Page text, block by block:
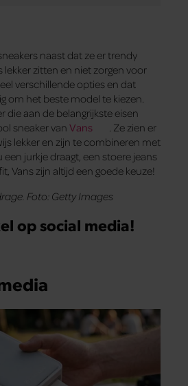
naast dat ze er trendy
lekker zitten en niet zorgen voor
verschillende opties en dat
om het beste model te kiezen.
die aan de belangrijkste eisen
sneaker van Vans
. Ze zien er
lekker en zijn te combineren met
jurkje draagt, een stoere jeans
Vans zijn altijd een goede keuze!
Foto: Getty Images
op social media!